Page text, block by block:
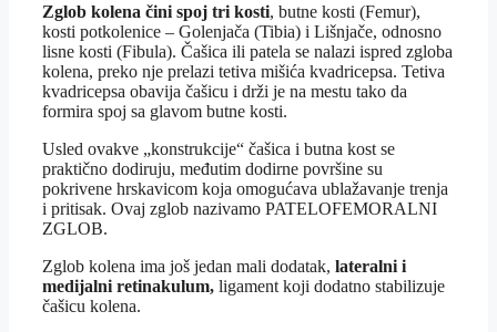
Zglob kolena čini spoj tri kosti, butne kosti (Femur),
kosti potkolenice – Golenjača (Tibia) i Lišnjače, odnosno
lisne kosti (Fibula). Čašica ili patela se nalazi ispred zgloba
kolena, preko nje prelazi tetiva mišića kvadricepsa. Tetiva
kvadricepsa obavija čašicu i drži je na mestu tako da
formira spoj sa glavom butne kosti.
Usled ovakve „konstrukcije“ čašica i butna kost se
praktično dodiruju, međutim dodirne površine su
pokrivene hrskavicom koja omogućava ublažavanje trenja
i pritisak. Ovaj zglob nazivamo PATELOFEMORALNI
ZGLOB.
Zglob kolena ima još jedan mali dodatak, lateralni i
medijalni retinakulum, ligament koji dodatno stabilizuje
čašicu kolena.